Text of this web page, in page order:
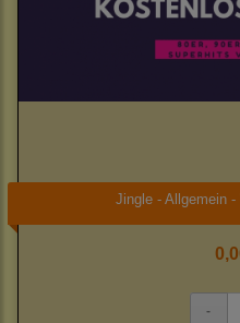
Jingle - Allgemein